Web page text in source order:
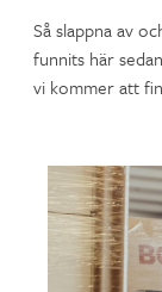
Så slappna av
funnits här
vi kommer att